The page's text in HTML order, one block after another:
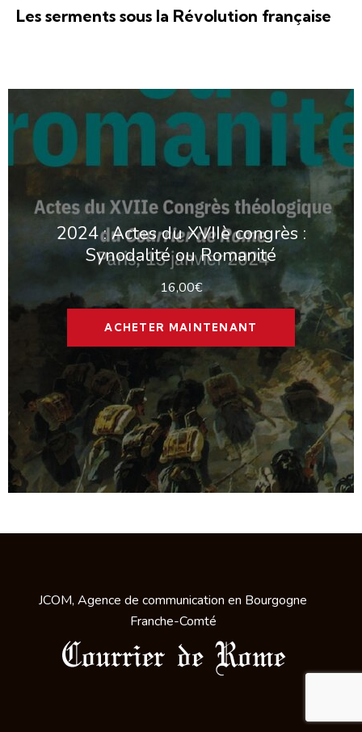
Les serments sous la Révolution française
2024 : Actes du XVIIè congrès :
Synodalité ou Romanité
16,00€
ACHETER MAINTENANT
JCOM, Agence de communication en Bourgogne
Franche-Comté